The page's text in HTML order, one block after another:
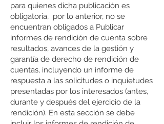
para quienes dicha publicación es
obligatoria, por lo anterior, no se
encuentran obligados a Publicar
informes de rendición de cuenta sobre
resultados, avances de la gestión y
garantía de derecho de rendición de
cuentas, incluyendo un informe de
respuesta a las solicitudes o inquietudes
presentadas por los interesados (antes,
durante y después del ejercicio de la
rendición). En esta sección se debe